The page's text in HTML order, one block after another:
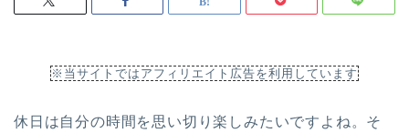
※当サイトではアフィリエイト広告を利用しています
休日は自分の時間を思い切り楽しみたいですよね。そ